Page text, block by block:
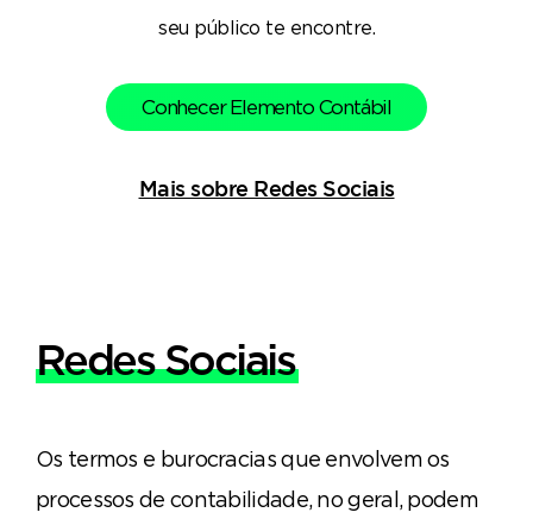
seu público te encontre.
Conhecer Elemento Contábil
Mais sobre Redes Sociais
Redes Sociais
Os termos e burocracias que envolvem os
processos de contabilidade, no geral, podem